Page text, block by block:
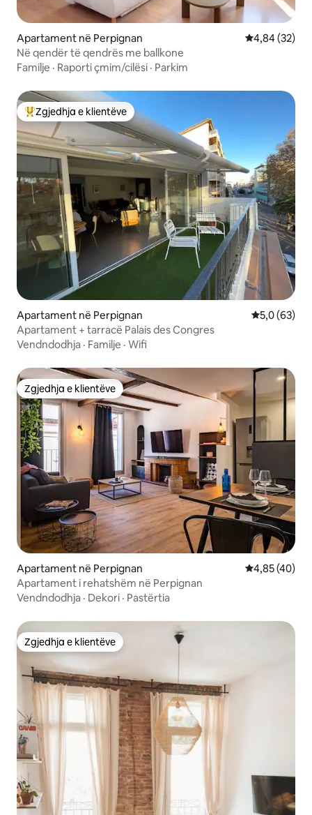
Apartament në Perpignan Vlerësimi
4,84 (32)
Në qendër të qendrës me ballkone
Familje · Raporti çmim/cilësi · Parkim
Më të mirat e zgjedhjeve të klientëve
Zgjedhja e klientëve
Apartament në Perpignan Vlerësimi
5,0 (63)
Apartament + tarracë Palais des Congres
Vendndodhja · Familje · Wifi
Zgjedhja e klientëve
Zgjedhja e klientëve
Apartament në Perpignan Vlerësimi
4,85 (40)
Apartament i rehatshëm në Perpignan
Vendndodhja · Dekori · Pastërtia
Zgjedhja e klientëve
Zgjedhja e klientëve